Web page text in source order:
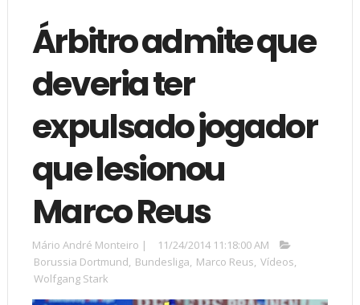
Árbitro admite que
deveria ter
expulsado jogador
que lesionou
Marco Reus
Mário André Monteiro |
11/24/2014 11:18:00 AM
Borussia Dortmund, Bundesliga, Marco Reus, Vídeos,
Wolfgang Stark